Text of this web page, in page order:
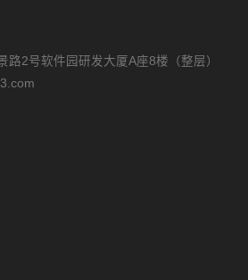
路2号软件园研发大厦A座8楼（整层）